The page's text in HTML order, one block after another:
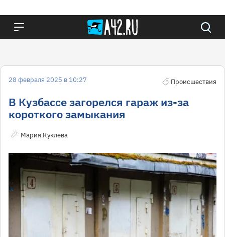
28 февраля 2025 в 10:27 Происшествия
В Кузбассе загорелся гараж из-за
короткого замыкания
Мария Куклева